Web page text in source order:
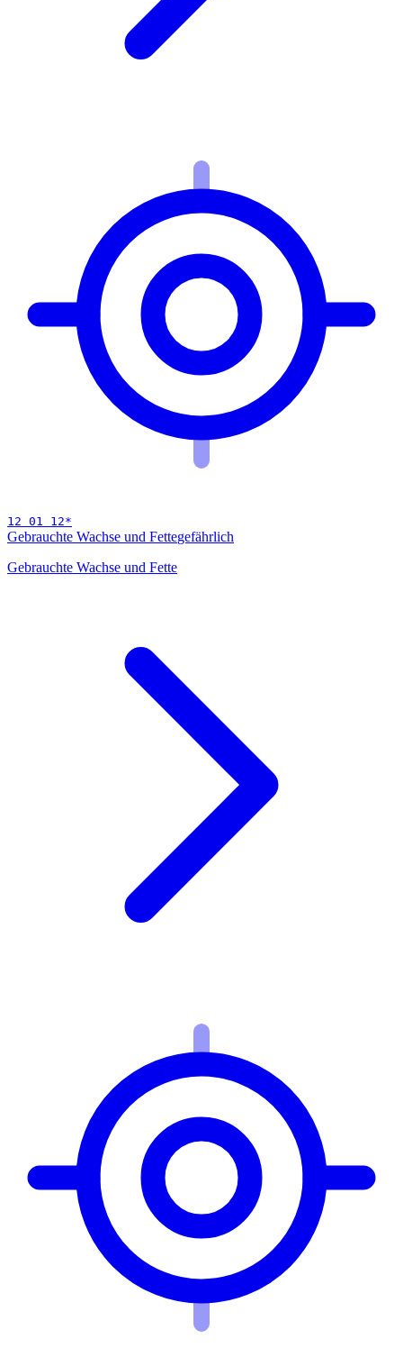
12 01 12*
Gebrauchte Wachse und Fettegefährlich
Gebrauchte Wachse und Fette